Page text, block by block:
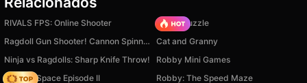
RIVALS FPS: Online Shooter
Arrow Puzzle
Ragdoll Gun Shooter! Cannon Spinner Playground
Cat and Granny
Ninja vs Ragdolls: Sharp Knife Throw!
Robby Mini Games
Zombie Space Episode II
Robby: The Speed Maze